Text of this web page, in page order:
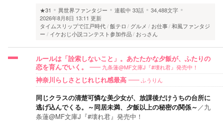
★31
異世界ファンタジー 連載中 33話
34,488文字
2026年8月8日 13:11 更新
タイムスリップで江戸時代 飯テロ グルメ お仕事 和風ファンタジ
ー
イケおじ小説コンテスト参加作品 おっさん
ルールは「詮索しないこと」。あたたかな夕飯が、ふたりの
恋を育んでいく。
九条蓮@MF文庫J『#壊れ君』発売中！
神奈川らしさとじれじれ感最高 ふうりん
同じクラスの清楚可憐な美少女が、放課後だけうちの台所に
逃げ込んでくる。～同居未満、夕飯以上の秘密の関係～ ／九
条蓮@MF文庫J『#壊れ君』発売中！